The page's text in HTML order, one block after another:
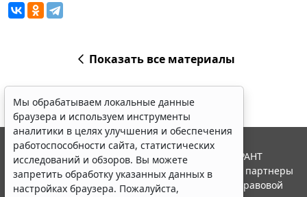
Показать все материалы
Мы обрабатываем локальные данные
браузера и используем инструменты
аналитики в целях улучшения и обеспечения
работоспособности сайта, статистических
исследований и обзоров. Вы можете
запретить обработку указанных данных в
настройках браузера. Пожалуйста,
© ООО "НПП "ГАРАНТ-СЕРВИС", 2026. Система ГАРАНТ
выпускается с 1990 года. Компания "Гарант" и ее партнеры
являются участниками Российской ассоциации правовой